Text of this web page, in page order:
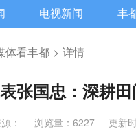
电视新闻 丰
体看丰都 > 详情
张国忠：深耕
： 浏览量：6227 更新